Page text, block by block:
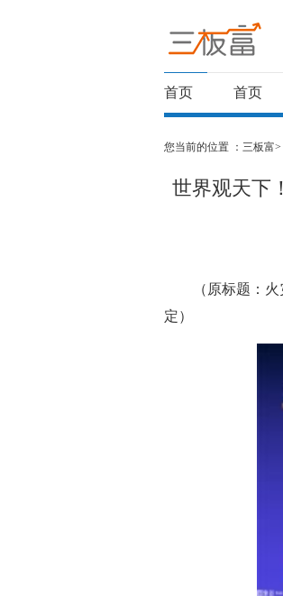
首页 首页
您当前的位置 ： 三板富>
世界观天下
（原标题：
定）